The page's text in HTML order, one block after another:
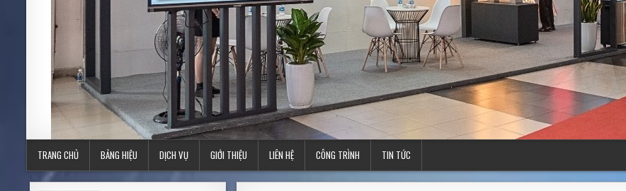
TRANG CHỦ BẢNG HIỆU DỊCH VỤ GIỚI THIỆU LIÊN HỆ CÔNG TRÌNH TIN TỨC